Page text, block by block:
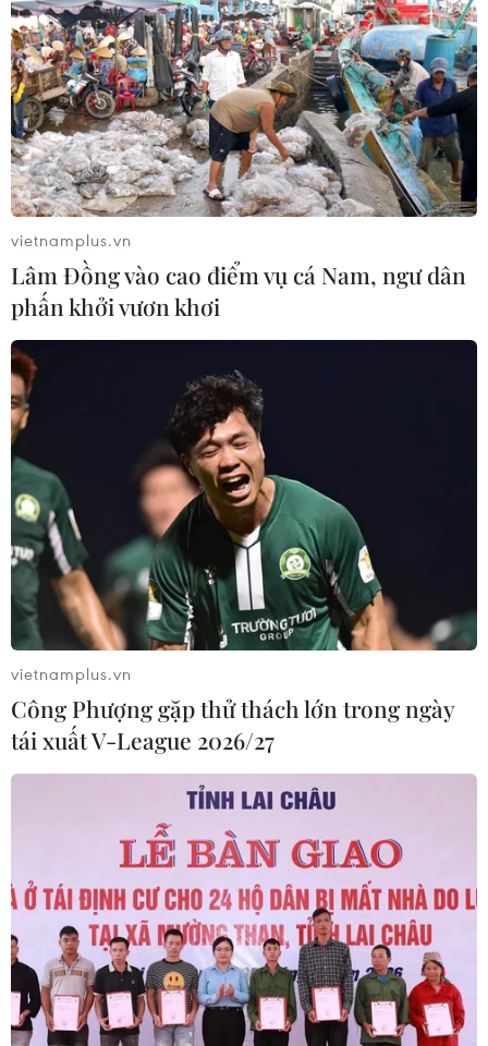
TIN CÙNG CHUYÊN MỤC
Hàn Quốc tái khẳng định mục tiêu
chung sống hòa bình với Triều Tiên
06/08/2026 15:33
Lở đất tại Philippines khiến ít nhất 4
Trung Quốc thử nghiệm tuyến tàu
cao tốc xuyên vùng đất đóng băng
vĩnh cửu
06/08/2026 12:35
vietnamplus.vn
Lâm Đồng vào cao điểm vụ cá Nam, ngư dân
phấn khởi vươn khơi
vietnamplus.vn
Công Phượng gặp thử thách lớn trong ngày
tái xuất V-League 2026/27